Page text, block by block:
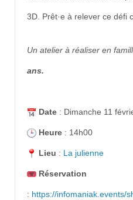
3D. Prêt·e à relever ce défi
Un atelier à réaliser en
ans.
Date : Dimanche 11
Heure : 14h00
Lieu : La julienne
Réservation
: https://infomaniak.events/